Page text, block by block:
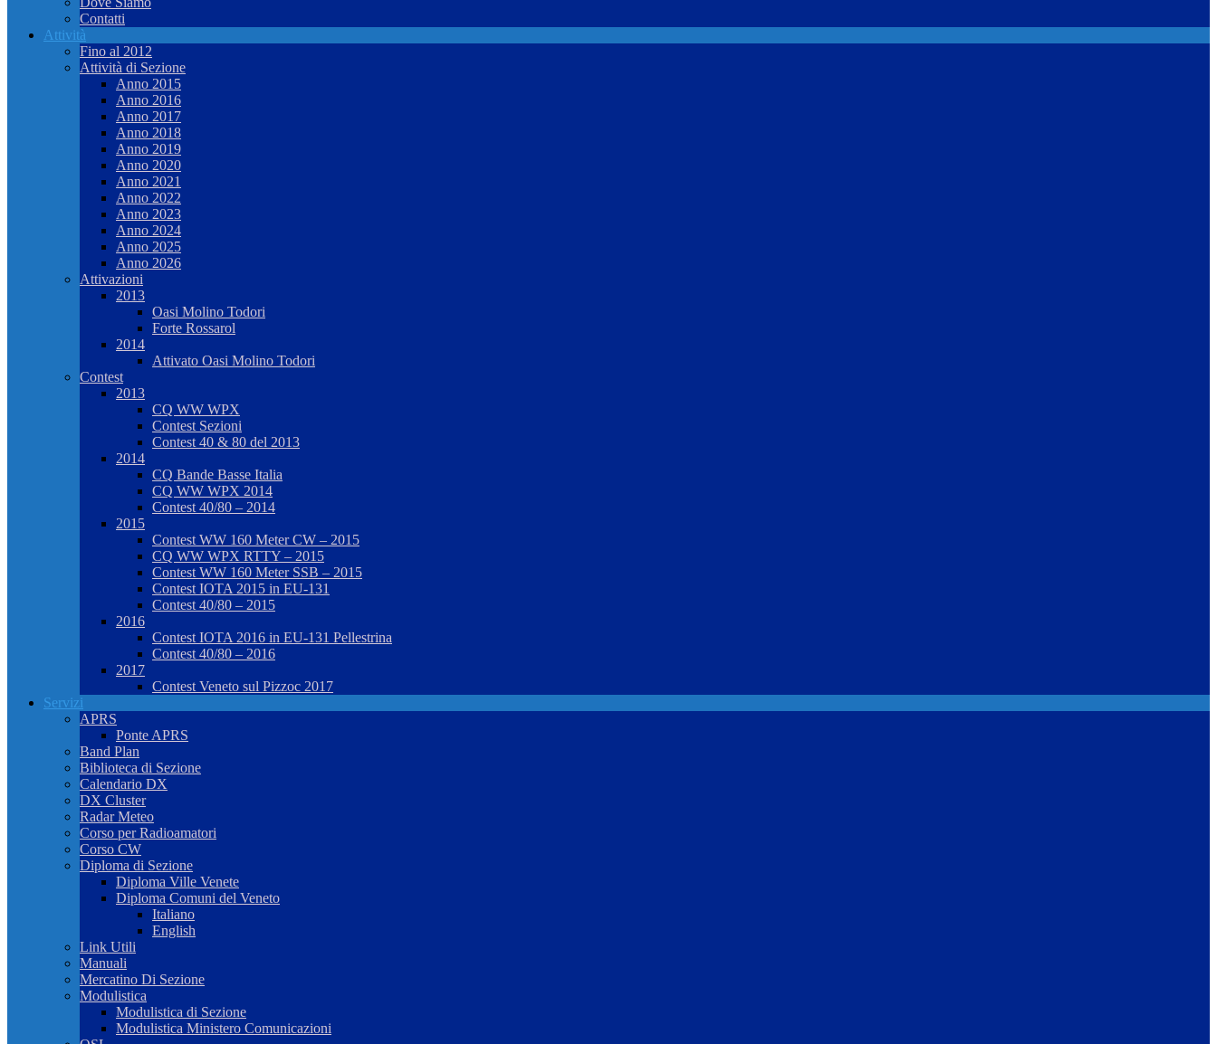
Contatti
Attività
Fino al 2012
Attività di Sezione
Anno 2015
Anno 2016
Anno 2017
Anno 2018
Anno 2019
Anno 2020
Anno 2021
Anno 2022
Anno 2023
Anno 2024
Anno 2025
Anno 2026
Attivazioni
2013
Oasi Molino Todori
Forte Rossarol
2014
Attivato Oasi Molino Todori
Contest
2013
CQ WW WPX
Contest Sezioni
Contest 40 & 80 del 2013
2014
CQ Bande Basse Italia
CQ WW WPX 2014
Contest 40/80 – 2014
2015
Contest WW 160 Meter CW – 2015
CQ WW WPX RTTY – 2015
Contest WW 160 Meter SSB – 2015
Contest IOTA 2015 in EU-131
Contest 40/80 – 2015
2016
Contest IOTA 2016 in EU-131 Pellestrina
Contest 40/80 – 2016
2017
Contest Veneto sul Pizzoc 2017
Servizi
APRS
Ponte APRS
Band Plan
Biblioteca di Sezione
Calendario DX
DX Cluster
Radar Meteo
Corso per Radioamatori
Corso CW
Diploma di Sezione
Diploma Ville Venete
Diploma Comuni del Veneto
Italiano
English
Link Utili
Manuali
Mercatino Di Sezione
Modulistica
Modulistica di Sezione
Modulistica Ministero Comunicazioni